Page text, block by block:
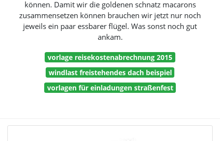
können. Damit wir die goldenen schnatz macarons
zusammensetzen können brauchen wir jetzt nur noch
jeweils ein paar essbarer flügel. Was sonst noch gut
ankam.
vorlage reisekostenabrechnung 2015
windlast freistehendes dach beispiel
vorlagen für einladungen straßenfest